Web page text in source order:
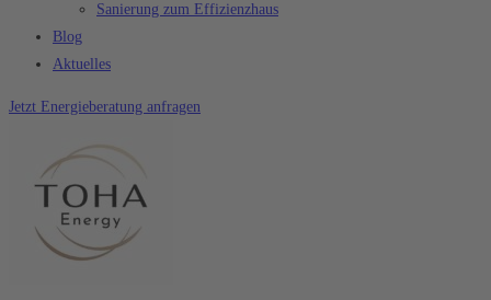
Sanierung zum Effizienzhaus
Blog
Aktuelles
Jetzt Energieberatung anfragen